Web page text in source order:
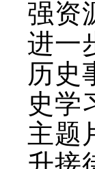
强资
进一
历史
史学
主题